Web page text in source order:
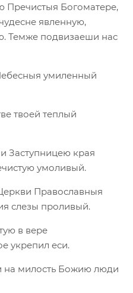
Пречистыя Богоматере,
явленную,
Темже подвизаеши нас
умиленный
твоей теплый
Заступницею края
умоливый.
Православныя
слезы проливый.
в вере
укрепил еси.
на милость Божию люди